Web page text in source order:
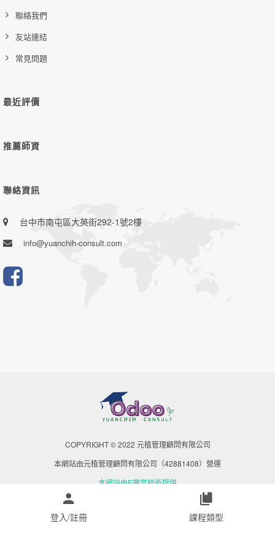
聯絡我們
友站連結
常見問題
最近評價
推薦師資
聯絡資訊
台中市南屯區大英街292-1號2樓
info@yuanchih-consult.com
COPYRIGHT © 2022 元植管理顧問有限公司
本網站由元植管理顧問有限公司（42881408）營運
本網站由E樂堂技術提供
登入/註冊 課程類型